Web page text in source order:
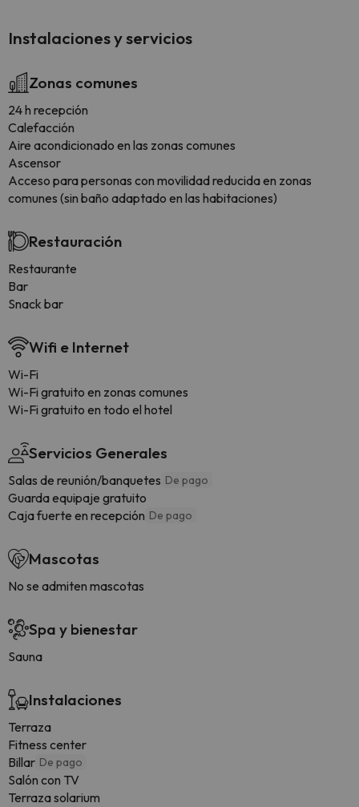
Instalaciones y servicios
Zonas comunes
24 h recepción
Calefacción
Aire acondicionado en las zonas comunes
Ascensor
Acceso para personas con movilidad reducida en zonas
comunes (sin baño adaptado en las habitaciones)
Restauración
Restaurante
Bar
Snack bar
Wifi e Internet
Wi-Fi
Wi-Fi gratuito en zonas comunes
Wi-Fi gratuito en todo el hotel
Servicios Generales
Salas de reunión/banquetes De pago
Guarda equipaje gratuito
Caja fuerte en recepción De pago
Mascotas
No se admiten mascotas
Spa y bienestar
Sauna
Instalaciones
Terraza
Fitness center
Billar De pago
Salón con TV
Terraza solarium